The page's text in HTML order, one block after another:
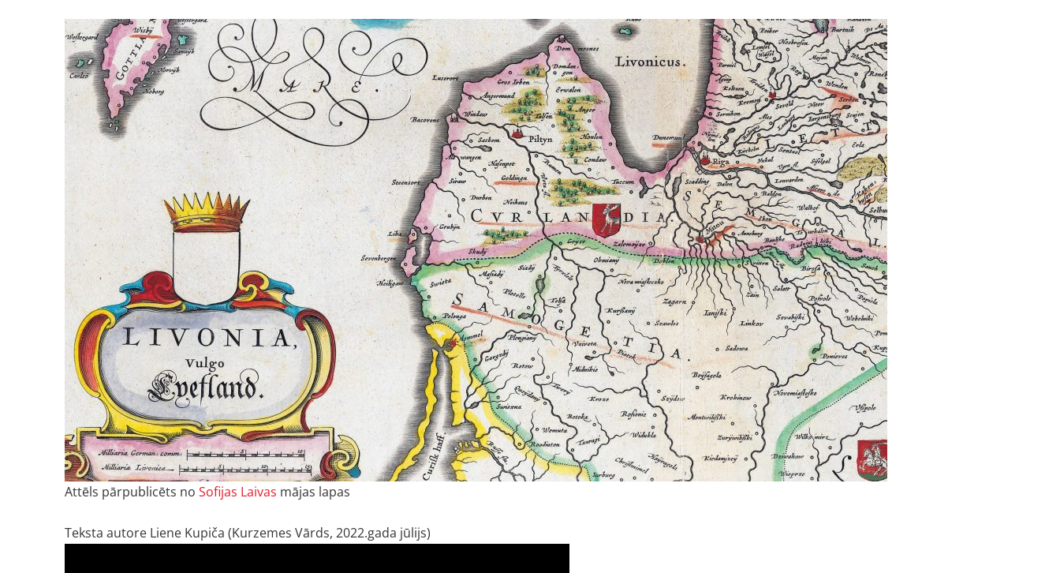
Attēls pārpublicēts no Sofijas Laivas mājas lapas
Teksta autore Liene Kupiča (Kurzemes Vārds, 2022.gada jūlijs)